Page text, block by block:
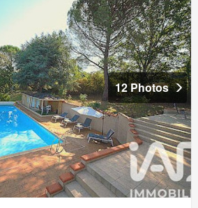
12 Photos